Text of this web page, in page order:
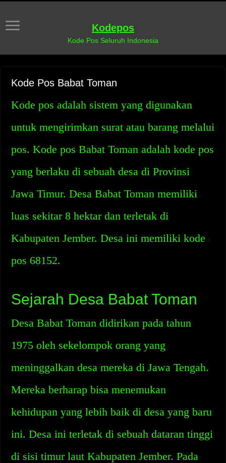
Kodepos
Kode Pos Seluruh Indonesia
Kode Pos Babat Toman
Kode pos adalah sistem yang digunakan
untuk mengirimkan surat atau barang melalui
pos. Kode pos Babat Toman adalah kode pos
yang berlaku di sebuah desa di Provinsi
Jawa Timur. Desa Babat Toman memiliki
luas sekitar 8 hektar dan terletak di
Kabupaten Jember. Desa ini memiliki kode
pos 68152.
Sejarah Desa Babat Toman
Desa Babat Toman didirikan pada tahun
1975 oleh sekelompok orang yang
meninggalkan desa mereka di Jawa Tengah.
Mereka berharap bisa menemukan
kehidupan yang lebih baik di desa yang baru
ini. Desa ini terletak di sebuah dataran tinggi
di sisi timur laut Kabupaten Jember. Pada